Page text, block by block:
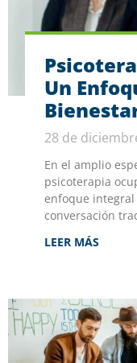
Un
28 de
En el amplio
psicoterapia
enfoque integral
conversación
LEER MÁS